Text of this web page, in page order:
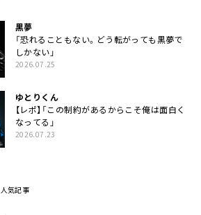
黒夢
「恐れることもない。どう転がっても黒夢で
しかない」
2026.07.25
ゆとりくん
【レポ】「この制約があるからこそ俺は面白く
なってる」
2026.07.23
人気記事